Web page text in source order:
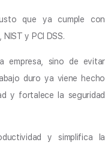
que ya cumple con
y PCI DSS.
empresa, sino de evitar
duro ya viene hecho
y fortalece la seguridad
y simplifica la